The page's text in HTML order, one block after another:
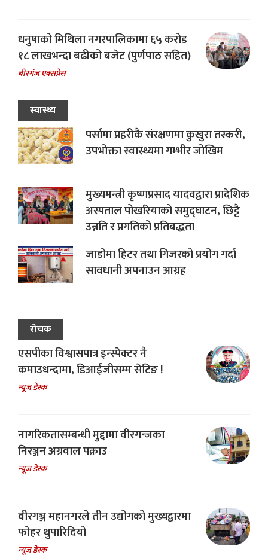
धनुषाको मिथिला नगरपालिकामा ६५ करोड
१८ लाखभन्दा बढीको बजेट (पुर्णपाठ सहित)
बीरगंज एक्सप्रेस
स्वास्थ्य
पर्सामा प्रहरीकै संरक्षणमा कुखुरा तस्करी,
उपभोक्ता स्वास्थ्यमा गम्भीर जोखिम
मुख्यमन्त्री कृष्णप्रसाद यादवद्वारा प्रादेशिक
अस्पताल पोखरियाको समुद्घाटन, छिट्टै
उन्नति र प्रगतिको प्रतिबद्धता
जाडोमा हिटर तथा गिजरको प्रयोग गर्दा
सावधानी अपनाउन आग्रह
रोचक
एसपीका विश्वासपात्र इन्स्पेक्टर नै
कमाउधन्दामा, डिआईजीसम्म सेटिङ !
न्यूज डेस्क
नागरिकतासम्बन्धी मुद्दामा वीरगन्जका
निरञ्जन अग्रवाल पक्राउ
न्यूज डेस्क
वीरगञ्ज महानगरले तीन उद्योगको मुख्यद्वारमा
फोहर थुपारिदियो
न्यूज डेस्क